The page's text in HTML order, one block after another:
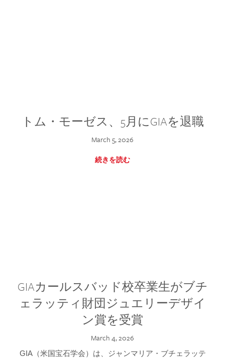
トム・モーゼス、5月にGIAを退職
March 5, 2026
続きを読む
GIAカールスバッド校卒業生がブチ
ェラッティ財団ジュエリーデザイ
ン賞を受賞
March 4, 2026
GIA（米国宝石学会）は、ジャンマリア・ブチェラッテ